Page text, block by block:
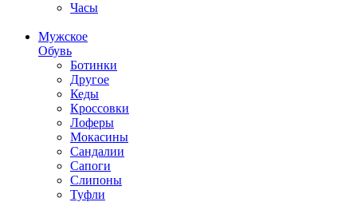
Часы
Мужское
Обувь
Ботинки
Другое
Кеды
Кроссовки
Лоферы
Мокасины
Сандалии
Сапоги
Слипоны
Туфли